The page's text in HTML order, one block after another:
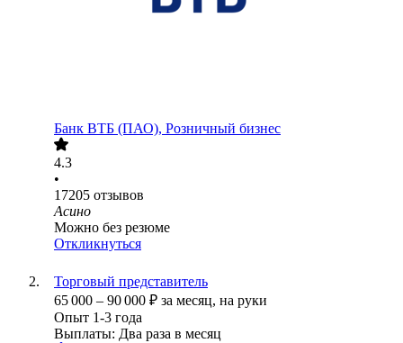
Банк ВТБ (ПАО), Розничный бизнес
4.3
•
17205 отзывов
Асино
Можно без резюме
Откликнуться
Торговый представитель
65 000 – 90 000 ₽ за месяц, на руки
Опыт 1-3 года
Выплаты: Два раза в месяц